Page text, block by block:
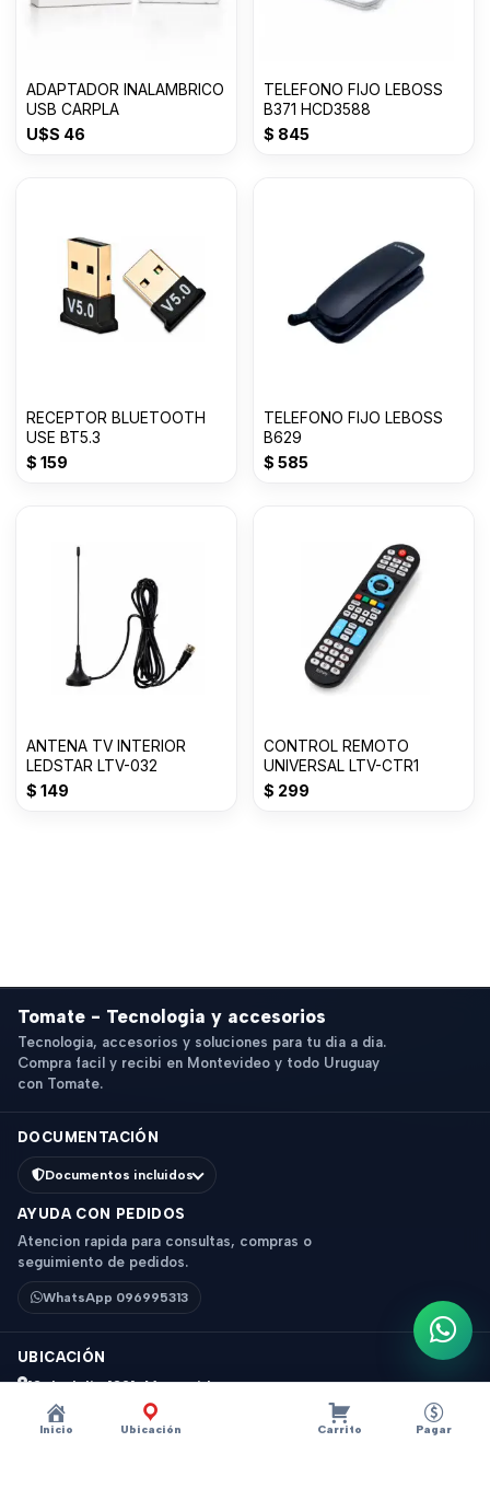
Inicio Ubicación Carrito Pagar
ADAPTADOR INALAMBRICO
USB CARPLA
U$S 46
TELEFONO FIJO LEBOSS
B371 HCD3588
$ 845
RECEPTOR BLUETOOTH
USE BT5.3
$ 159
TELEFONO FIJO LEBOSS
B629
$ 585
ANTENA TV INTERIOR
LEDSTAR LTV-032
$ 149
CONTROL REMOTO
UNIVERSAL LTV-CTR1
$ 299
Tomate - Tecnologia y accesorios
Tecnologia, accesorios y soluciones para tu dia a dia.
Compra facil y recibi en Montevideo y todo Uruguay
con Tomate.
DOCUMENTACIÓN
Documentos incluidos
AYUDA CON PEDIDOS
Atencion rapida para consultas, compras o
seguimiento de pedidos.
WhatsApp 096995313
UBICACIÓN
18 de Julio 1831, Montevideo
Horario: 9 a 18 hs